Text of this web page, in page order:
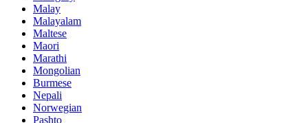
Malay
Malayalam
Maltese
Maori
Marathi
Mongolian
Burmese
Nepali
Norwegian
Pashto